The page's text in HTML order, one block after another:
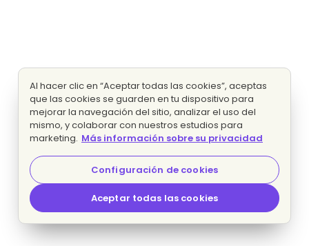
Al hacer clic en “Aceptar todas las cookies”, aceptas
que las cookies se guarden en tu dispositivo para
mejorar la navegación del sitio, analizar el uso del
mismo, y colaborar con nuestros estudios para
marketing. Más información sobre su privacidad
Configuración de cookies
Aceptar todas las cookies